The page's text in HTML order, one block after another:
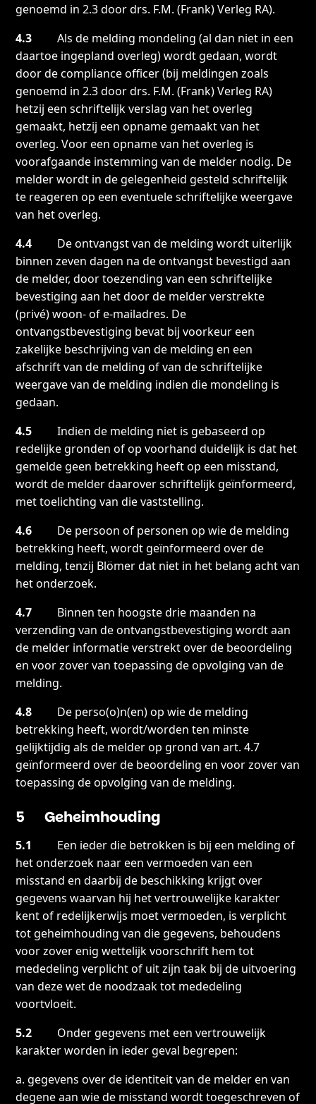
genoemd in 2.3 door drs. F.M. (Frank) Verleg RA).
4.3
Als de melding mondeling (al dan niet in een
daartoe ingepland overleg) wordt gedaan, wordt
door de compliance officer (bij meldingen zoals
genoemd in 2.3 door drs. F.M. (Frank) Verleg RA)
hetzij een schriftelijk verslag van het overleg
gemaakt, hetzij een opname gemaakt van het
overleg. Voor een opname van het overleg is
voorafgaande instemming van de melder nodig. De
melder wordt in de gelegenheid gesteld schriftelijk
te reageren op een eventuele schriftelijke weergave
van het overleg.
4.4
De ontvangst van de melding wordt uiterlijk
binnen zeven dagen na de ontvangst bevestigd aan
de melder, door toezending van een schriftelijke
bevestiging aan het door de melder verstrekte
(privé) woon- of e-mailadres. De
ontvangstbevestiging bevat bij voorkeur een
zakelijke beschrijving van de melding en een
afschrift van de melding of van de schriftelijke
weergave van de melding indien die mondeling is
gedaan.
4.5
Indien de melding niet is gebaseerd op
redelijke gronden of op voorhand duidelijk is dat het
gemelde geen betrekking heeft op een misstand,
wordt de melder daarover schriftelijk geïnformeerd,
met toelichting van die vaststelling.
4.6
De persoon of personen op wie de melding
betrekking heeft, wordt geïnformeerd over de
melding, tenzij Blömer dat niet in het belang acht van
het onderzoek.
4.7
Binnen ten hoogste drie maanden na
verzending van de ontvangstbevestiging wordt aan
de melder informatie verstrekt over de beoordeling
en voor zover van toepassing de opvolging van de
melding.
4.8 De perso(o)n(en) op wie de melding
betrekking heeft, wordt/worden ten minste
gelijktijdig als de melder op grond van art. 4.7
geïnformeerd over de beoordeling en voor zover van
toepassing de opvolging van de melding.
5 Geheimhouding
5.1
Een ieder die betrokken is bij een melding of
het onderzoek naar een vermoeden van een
misstand en daarbij de beschikking krijgt over
gegevens waarvan hij het vertrouwelijke karakter
kent of redelijkerwijs moet vermoeden, is verplicht
tot geheimhouding van die gegevens, behoudens
voor zover enig wettelijk voorschrift hem tot
mededeling verplicht of uit zijn taak bij de uitvoering
van deze wet de noodzaak tot mededeling
voortvloeit.
5.2
Onder gegevens met een vertrouwelijk
karakter worden in ieder geval begrepen:
a. gegevens over de identiteit van de melder en van
degene aan wie de misstand wordt toegeschreven of